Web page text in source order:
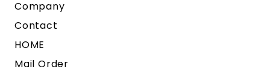
Company
Contact
HOME
Mail Order